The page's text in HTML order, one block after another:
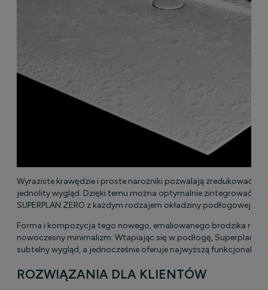
Wyraziste krawędzie i proste narożniki pozwalają zredukować
jednolity wygląd. Dzięki temu można optymalnie zintegrować
SUPERPLAN ZERO z każdym rodzajem okładziny podłogowej.
Forma i kompozycja tego nowego, emaliowanego brodzika
nowoczesny minimalizm. Wtapiając się w podłogę, Superplan
subtelny wygląd, a jednocześnie oferuje najwyższą
ROZWIĄZANIA DLA KLIENTÓW